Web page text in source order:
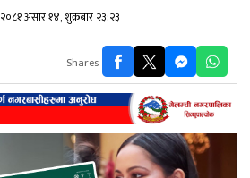
२०८१ असार १४, शुक्रबार २३:२३
Shares